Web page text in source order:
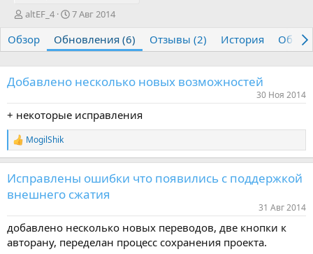
А
т
о
р
altEF_4
Д
т
а
с
д
а
н
я
7 Авг 2014
Обзор Обновления (6) Отзывы (2) История
Добавлено несколько новых возможностей
30 Ноя 2014
+ некоторые исправления
Р
е
а
к
и
MogilShik
Исправлены ошибки что появились с поддержкой
внешнего сжатия
31 Авг 2014
добавлено несколько новых переводов, две кнопки к
авторану, переделан процесс сохранения проекта.